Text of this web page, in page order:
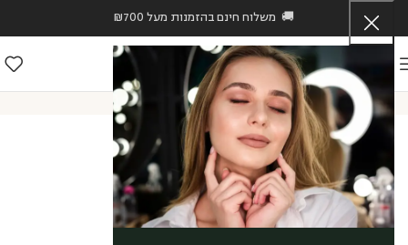
🚚 משלוח חינם בהזמנות מעל ₪700
/חנות/
Hava Zingboim
/קרם עיניים ליין קונטרול – LINE CONTROL EYE CREAM